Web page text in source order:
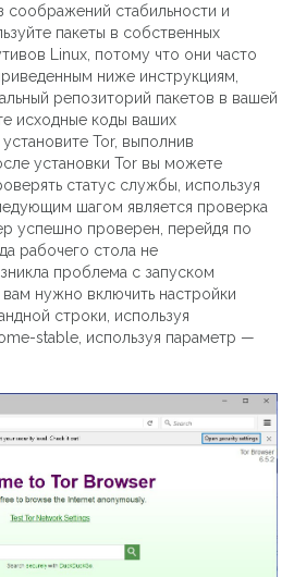
соображений стабильности и
пакеты в собственных
Linux, потому что они часто
ниже инструкциям,
репозиторий пакетов в вашей
исходные коды ваших
Tor, выполнив
установки Tor вы можете
статус службы, используя
шагом является проверка
успешно проверен, перейдя по
рабочего стола не
проблема с запуском
нужно включить настройки
строки, используя
stable, используя параметр —